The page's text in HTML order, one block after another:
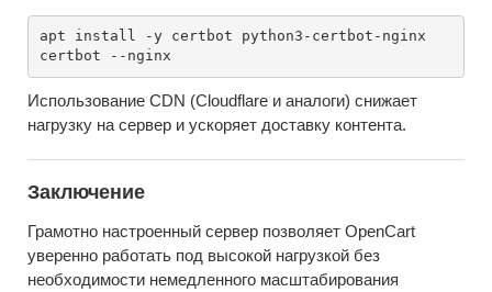
apt install -y certbot python3-certbot-nginx
Использование CDN (Cloudflare и аналоги) снижает
нагрузку на сервер и ускоряет доставку контента.
Заключение
Грамотно настроенный сервер позволяет OpenCart
уверенно работать под высокой нагрузкой без
необходимости немедленного масштабирования